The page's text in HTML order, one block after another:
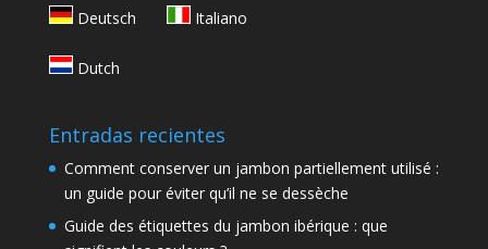
Deutsch Italiano
Dutch
Entradas recientes
Comment conserver un jambon partiellement utilisé :
un guide pour éviter qu’il ne se dessèche
Guide des étiquettes du jambon ibérique : que